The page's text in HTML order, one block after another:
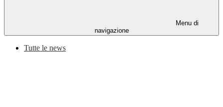
Menu di
navigazione
Tutte le news